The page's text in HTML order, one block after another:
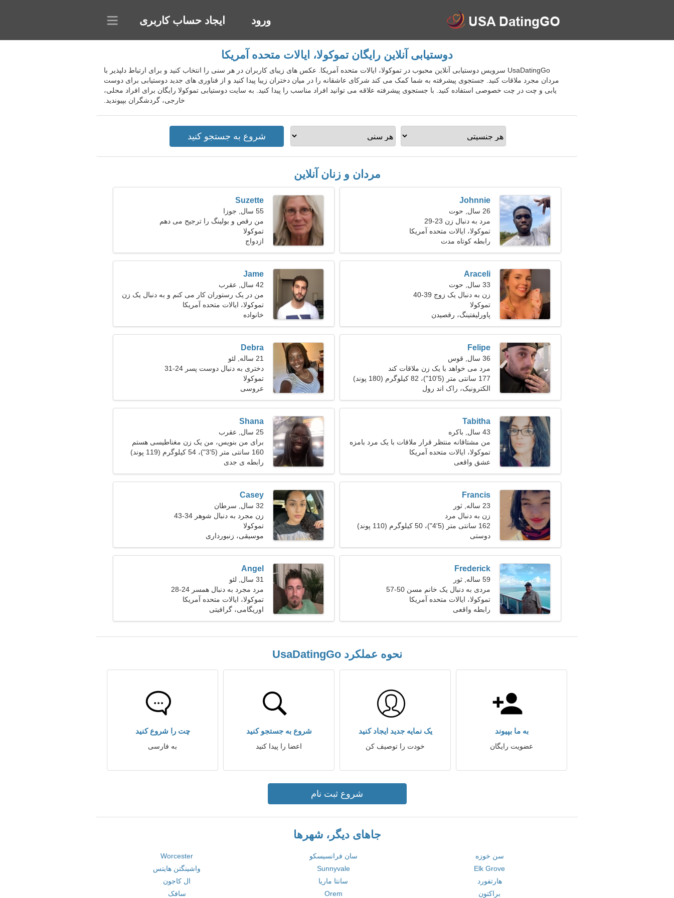
ورود ایجاد حساب کاربری
دوستیابی آنلاین رایگان تموکولا، ایالات متحده آمریکا
UsaDatingGo سرویس دوستیابی آنلاین محبوب در تموکولا، ایالات متحده آمریکا. عکس های زیبای کاربران در هر سنی را انتخاب کنید و برای ارتباط دلپذیر با
مردان مجرد ملاقات کنید. جستجوی پیشرفته به شما کمک می کند شرکای عاشقانه را در میان دختران زیبا پیدا کنید و از فناوری های جدید دوستیابی برای دوست
یابی و چت در چت خصوصی استفاده کنید. با جستجوی پیشرفته علاقه می توانید افراد مناسب را پیدا کنید. به سایت دوستیابی تموکولا رایگان برای افراد محلی،
خارجی، گردشگران بپیوندید.
مردان و زنان آنلاین
Johnnie
26 سال, حوت
مرد به دنبال زن 23-29
تموکولا، ایالات متحده آمریکا
رابطه کوتاه مدت
Suzette
55 سال, جوزا
من رقص و بولینگ را ترجیح می دهم
تموکولا
ازدواج
Araceli
33 سال, حوت
زن به دنبال یک زوج 39-40
تموکولا
پاورلیفتینگ، رقصیدن
Jame
42 سال, عقرب
من در یک رستوران کار می کنم و به دنبال یک زن
داغ هستم
تموکولا، ایالات متحده آمریکا
خانواده
Felipe
36 سال, قوس
مرد می خواهد با یک زن ملاقات کند
177 سانتی متر (5'10")، 82 کیلوگرم (180 پوند)
الکترونیک، راک اند رول
Debra
21 ساله, لئو
دختری به دنبال دوست پسر 24-31
تموکولا
عروسی
Tabitha
43 سال, باکره
من مشتاقانه منتظر قرار ملاقات با یک مرد بامزه
هستم
تموکولا، ایالات متحده آمریکا
عشق واقعی
Shana
25 سال, عقرب
برای من بنویس، من یک زن مغناطیسی هستم
160 سانتی متر (5'3")، 54 کیلوگرم (119 پوند)
رابطه ی جدی
Francis
23 ساله, ثور
زن به دنبال مرد
162 سانتی متر (5'4")، 50 کیلوگرم (110 پوند)
دوستی
Casey
32 سال, سرطان
زن مجرد به دنبال شوهر 34-43
تموکولا
موسیقی، زنبورداری
Frederick
59 ساله, ثور
مردی به دنبال یک خانم مسن 50-57
تموکولا، ایالات متحده آمریکا
رابطه واقعی
Angel
31 سال, لئو
مرد مجرد به دنبال همسر 24-28
تموکولا، ایالات متحده آمریکا
اوریگامی، گرافیتی
نحوه عملکرد UsaDatingGo
به ما بپیوند
عضویت رایگان
یک نمایه جدید ایجاد کنید
خودت را توصیف کن
شروع به جستجو کنید
اعضا را پیدا کنید
چت را شروع کنید
به فارسی
شروع ثبت نام
جاهای دیگر، شهرها
سن خوزه سان فرانسیسکو
Worcester
Elk Grove
Sunnyvale
واشینگتن هایتس
هارتفورد
سانتا ماریا
ال کاجون
براکتون
Orem سافک